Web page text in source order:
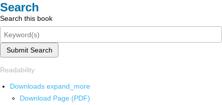
Search
Search this book
Submit Search
Readability
Downloads expand_more
Download Page (PDF)